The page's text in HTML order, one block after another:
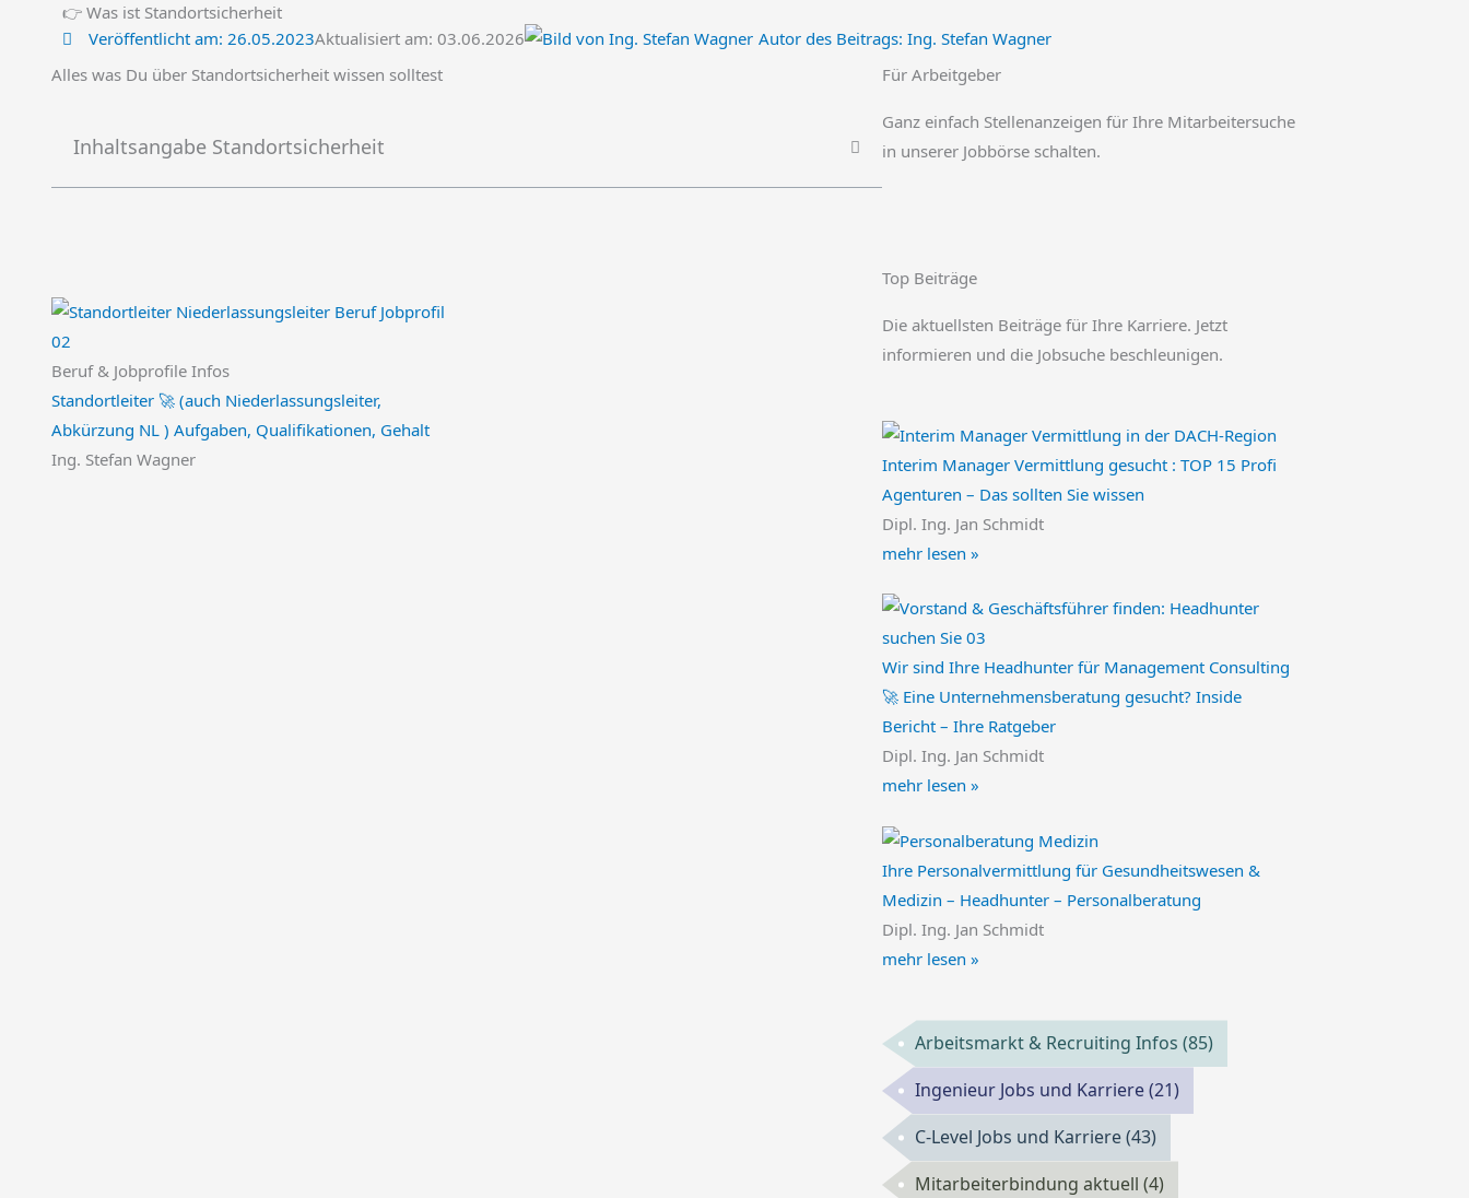
👉 Was ist Standortsicherheit
Veröffentlicht am: 26.05.2023Aktualisiert am: 03.06.2026 Autor des Beitrags: Ing. Stefan Wagner
Alles was Du über Standortsicherheit wissen solltest
Inhaltsangabe Standortsicherheit
Beruf & Jobprofile Infos
Standortleiter 🚀 (auch Niederlassungsleiter,
Abkürzung NL ) Aufgaben, Qualifikationen, Gehalt
Ing. Stefan Wagner
Für Arbeitgeber
Ganz einfach Stellenanzeigen für Ihre Mitarbeitersuche
in unserer Jobbörse schalten.
Top Beiträge
Die aktuellsten Beiträge für Ihre Karriere. Jetzt
informieren und die Jobsuche beschleunigen.
Interim Manager Vermittlung gesucht : TOP 15 Profi
Agenturen – Das sollten Sie wissen
Dipl. Ing. Jan Schmidt
mehr lesen »
Wir sind Ihre Headhunter für Management Consulting
🚀 Eine Unternehmensberatung gesucht? Inside
Bericht – Ihre Ratgeber
Dipl. Ing. Jan Schmidt
mehr lesen »
Ihre Personalvermittlung für Gesundheitswesen &
Medizin – Headhunter – Personalberatung
Dipl. Ing. Jan Schmidt
mehr lesen »
Arbeitsmarkt & Recruiting Infos (85)
Ingenieur Jobs und Karriere(21)
C-Level Jobs und Karriere(43)
Mitarbeiterbindung aktuell (4)